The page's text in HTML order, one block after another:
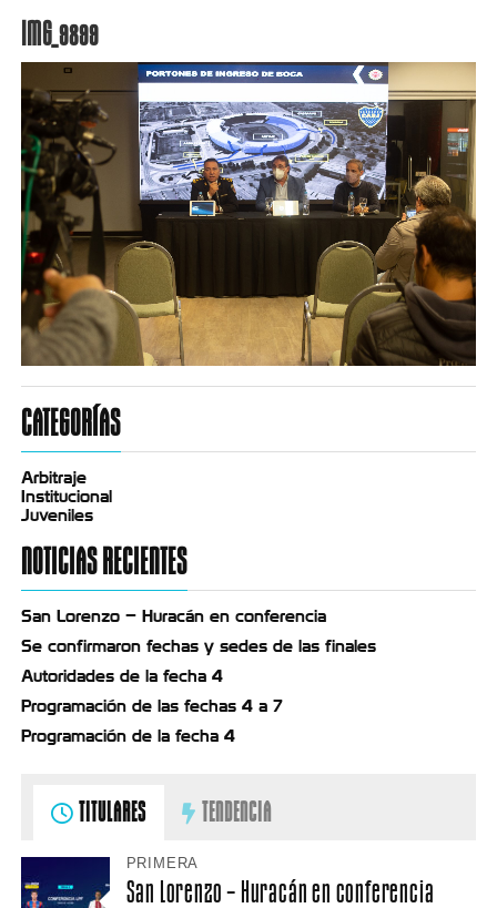
IMG_9899
CATEGORÍAS
Arbitraje
Institucional
Juveniles
NOTICIAS RECIENTES
San Lorenzo – Huracán en conferencia
Se confirmaron fechas y sedes de las finales
Autoridades de la fecha 4
Programación de las fechas 4 a 7
Programación de la fecha 4
TITULARES TENDENCIA
PRIMERA
San Lorenzo – Huracán en conferencia